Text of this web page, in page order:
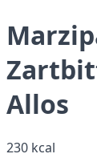
Allos
230 kcal